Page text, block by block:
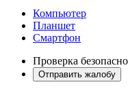
Компьютер
Планшет
Смартфон
Проверка
Отправить жалобу